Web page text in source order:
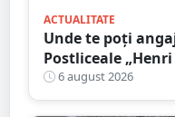
ACTUALITATE
Unde te poți
Postliceale
calificări
de carieră
6 august 2026